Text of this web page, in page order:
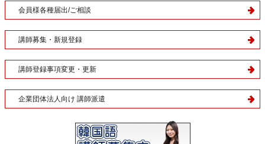
会員様各種届出/ご相談
講師募集・新規登録
講師登録事項変更・更新
企業団体法人向け 講師派遣